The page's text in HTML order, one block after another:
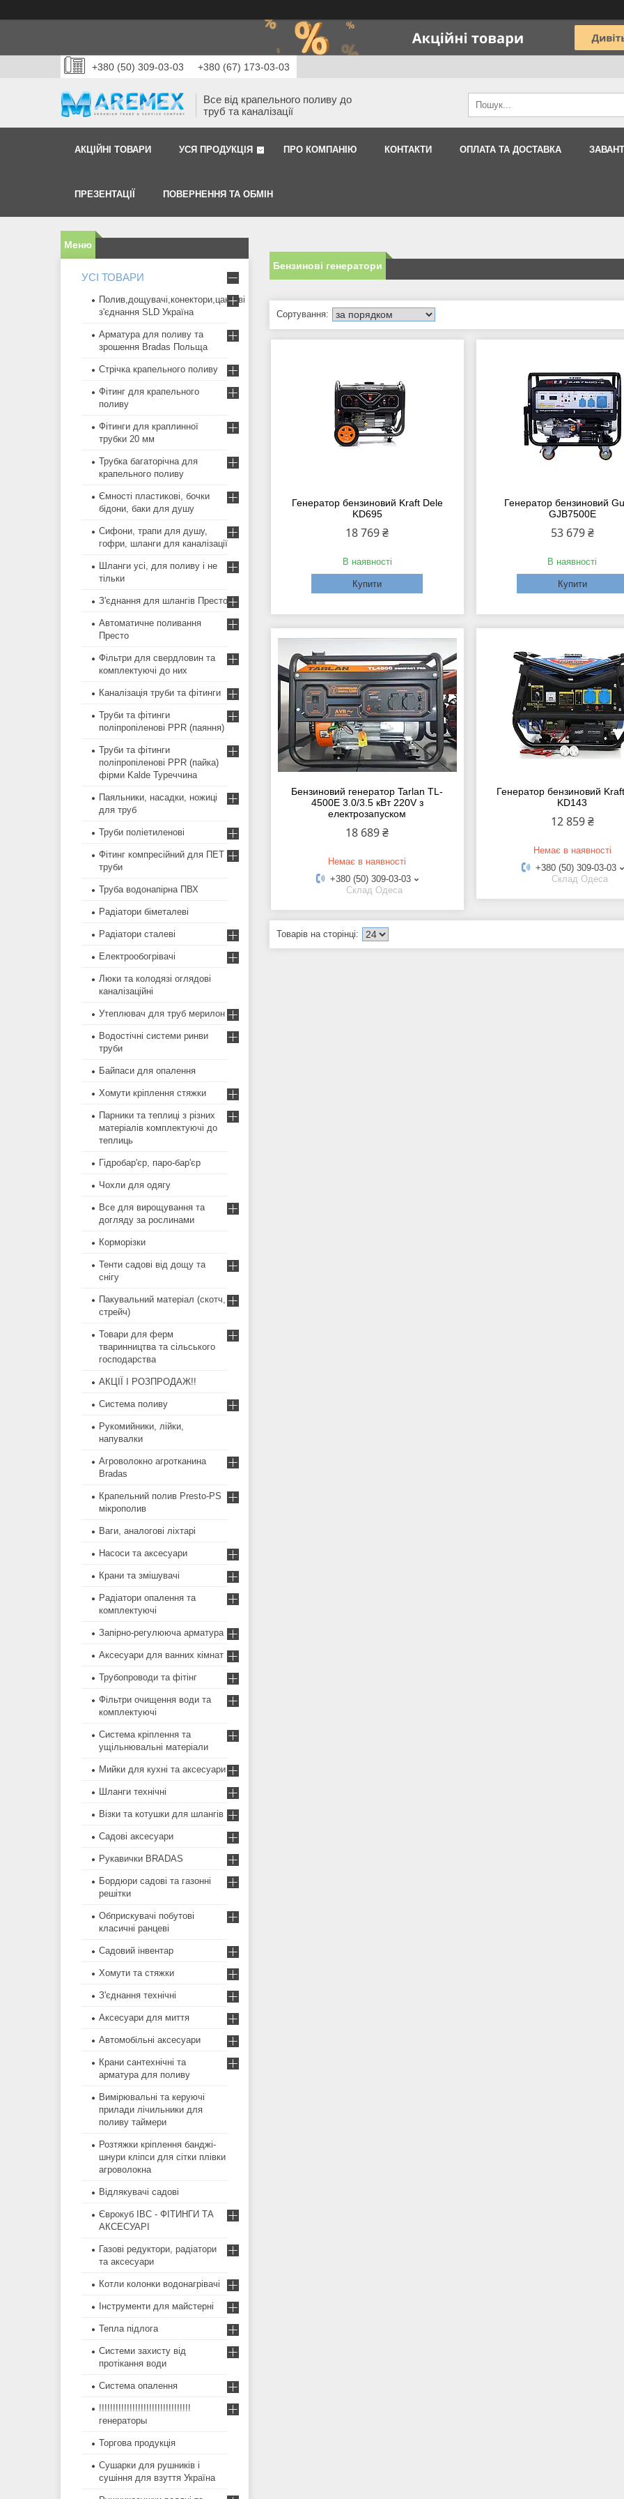
+380 (50) 309-03-03 +380 (67) 173-03-03
Все від крапельного поливу до
труб та каналізації
АКЦІЙНІ ТОВАРИ УСЯ ПРОДУКЦІЯ ПРО КОМПАНІЮ КОНТАКТИ ОПЛАТА ТА ДОСТАВКА
ПРЕЗЕНТАЦІЇ ПОВЕРНЕННЯ ТА ОБМІН
Бензинові генератори
Генератор бензиновий Kraft Dele
KD695
18 769 ₴
В наявності
Купити
Генератор бензиновий
GJB7500E
53 679 ₴
В наявності
Купити
Бензиновий генератор Tarlan TL-
4500E 3.0/3.5 кВт 220V з
електрозапуском
18 689 ₴
Немає в наявності
+380 (50) 309-03-03
Склад Одеса
Генератор бензиновий
KD143
12 859 ₴
Немає в наявності
+380 (50) 309-03-03
Склад Одеса
УСІ ТОВАРИ
Полив,дощувачі,конектори,цангові
з'єднання SLD Україна
Арматура для поливу та
зрошення Bradas Польща
Стрічка крапельного поливу
Фітинг для крапельного
поливу
Фітинги для краплинної
трубки 20 мм
Трубка багаторічна для
крапельного поливу
Ємності пластикові, бочки
бідони, баки для душу
Сифони, трапи для душу,
гофри, шланги для каналізації
Шланги усі, для поливу і не
тільки
З'єднання для шлангів Престо
Автоматичне поливання
Престо
Фільтри для свердловин та
комплектуючі до них
Каналізація труби та фітинги
Труби та фітинги
поліпропіленові PPR (паяння)
Труби та фітинги
поліпропіленові PPR (пайка)
фірми Kalde Туреччина
Паяльники, насадки, ножиці
для труб
Труби поліетиленові
Фітинг компресійний для ПЕТ
труби
Труба водонапірна ПВХ
Радіатори біметалеві
Радіатори сталеві
Електрообогрівачі
Люки та колодязі оглядові
каналізаційні
Утеплювач для труб мерилон
Водостічні системи ринви
труби
Байпаси для опалення
Хомути кріплення стяжки
Парники та теплиці з різних
матеріалів комплектуючі до
теплиць
Гідробар'єр, паро-бар'єр
Чохли для одягу
Все для вирощування та
догляду за рослинами
Корморізки
Тенти садові від дощу та
снігу
Пакувальний матеріал (скотч,
стрейч)
Товари для ферм
тваринництва та сільського
господарства
АКЦІЇ І РОЗПРОДАЖ!!
Система поливу
Рукомийники, лійки,
напувалки
Агроволокно агротканина
Bradas
Крапельний полив Presto-PS
мікрополив
Ваги, аналогові ліхтарі
Насоси та аксесуари
Крани та змішувачі
Радіатори опалення та
комплектуючі
Запірно-регулююча арматура
Аксесуари для ванних кімнат
Трубопроводи та фітінг
Фільтри очищення води та
комплектуючі
Система кріплення та
ущільнювальні матеріали
Мийки для кухні та аксесуари
Шланги технічні
Візки та котушки для шлангів
Садові аксесуари
Рукавички BRADAS
Бордюри садові та газонні
решітки
Обприскувачі побутові
класичні ранцеві
Садовий інвентар
Хомути та стяжки
З'єднання технічні
Аксесуари для миття
Автомобільні аксесуари
Крани сантехнічні та
арматура для поливу
Вимірювальні та керуючі
прилади лічильники для
поливу таймери
Розтяжки кріплення банджі-
шнури кліпси для сітки плівки
агроволокна
Відлякувачі садові
Єврокуб IBC - ФІТИНГИ ТА
АКСЕСУАРІ
Газові редуктори, радіатори
та аксесуари
Котли колонки водонагрівачі
Інструменти для майстерні
Тепла підлога
Системи захисту від
протікання води
Система опалення
!!!!!!!!!!!!!!!!!!!!!!!!!!!!!!!!!
генераторы
Торгова продукція
Сушарки для рушників і
сушіння для взуття Україна